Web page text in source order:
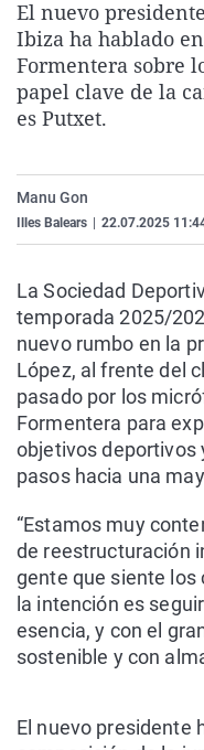
El nuevo
Ibiza ha hablado
Formentera sobre
papel clave de la
es Putxet.
Manu Gon
Illes Balears 22.07.2025
La Sociedad
temporada 2025/
nuevo rumbo en la
López, al frente del
pasado por los
Formentera para
objetivos deportivos
pasos hacia una
“Estamos muy
de reestructuración
gente que siente los
la intención es
esencia, y con el
sostenible y con
El nuevo presidente